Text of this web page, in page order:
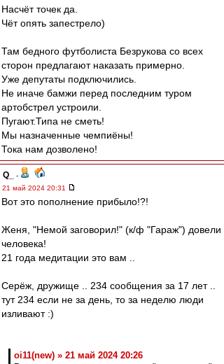
Насчёт точек да.
Чёт опять запестрело)
Там бедного футболиста Безрукова со всех
сторон предлагают наказать примерно.
Уже депутаты подключились.
Не иначе бамжи перед последним туром
артобстрел устроили.
Пугают.Типа не сметь!
Мы назначенные чемпиёны!
Тока нам дозволено!
Q_
-
21 май 2024 20:31
Вот это пополнение прибыло!?!
Женя, "Немой заговорил!" (к/ф "Гараж") довели
человека!
21 года медитации это вам ..
Серёж, дружище .. 234 сообщения за 17 лет ..
тут 234 если не за день, то за неделю люди
изливают :)
oi11(new) » 21 май 2024 20:26